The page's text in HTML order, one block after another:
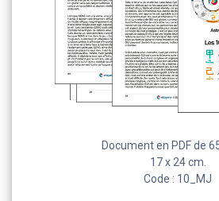
Document en PDF de
17 x 24 cm.
Code : 10_MJ